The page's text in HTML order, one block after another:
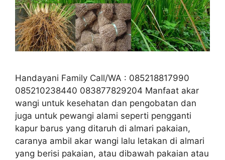
Handayani Family Call/WA : 085218817990
085210238440 083877829204 Manfaat akar
wangi untuk kesehatan dan pengobatan dan
juga untuk pewangi alami seperti pengganti
kapur barus yang ditaruh di almari pakaian,
caranya ambil akar wangi lalu letakan di almari
yang berisi pakaian, atau dibawah pakaian atau